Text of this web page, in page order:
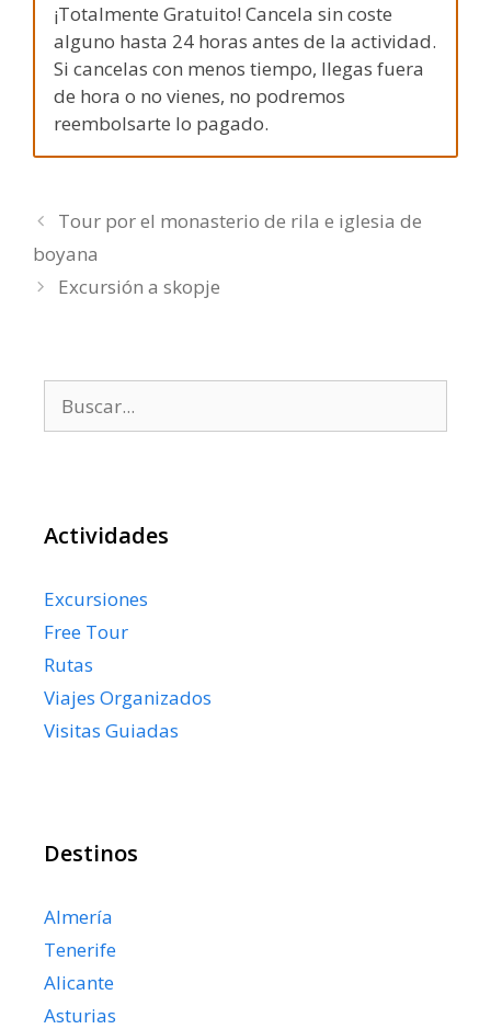
¡Totalmente Gratuito! Cancela sin coste
alguno hasta 24 horas antes de la actividad.
Si cancelas con menos tiempo, llegas fuera
de hora o no vienes, no podremos
reembolsarte lo pagado.
Tour por el monasterio de rila e iglesia de
boyana
Excursión a skopje
Actividades
Excursiones
Free Tour
Rutas
Viajes Organizados
Visitas Guiadas
Destinos
Almería
Tenerife
Alicante
Asturias